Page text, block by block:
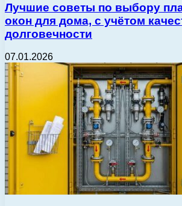
Лучшие советы по выбору
окон для дома, с учётом
долговечности
07.01.2026